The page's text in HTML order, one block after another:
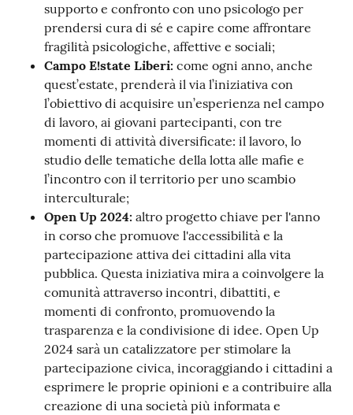
supporto e confronto con uno psicologo per
prendersi cura di sé e capire come affrontare
fragilità psicologiche, affettive e sociali;
Campo E!state Liberi: come ogni anno, anche
quest’estate, prenderà il via l’iniziativa con
l’obiettivo di acquisire un’esperienza nel campo
di lavoro, ai giovani partecipanti, con tre
momenti di attività diversificate: il lavoro, lo
studio delle tematiche della lotta alle mafie e
l’incontro con il territorio per uno scambio
interculturale;
Open Up 2024: altro progetto chiave per l'anno
in corso che promuove l'accessibilità e la
partecipazione attiva dei cittadini alla vita
pubblica. Questa iniziativa mira a coinvolgere la
comunità attraverso incontri, dibattiti, e
momenti di confronto, promuovendo la
trasparenza e la condivisione di idee. Open Up
2024 sarà un catalizzatore per stimolare la
partecipazione civica, incoraggiando i cittadini a
esprimere le proprie opinioni e a contribuire alla
creazione di una società più informata e